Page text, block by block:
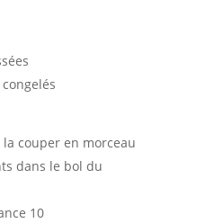
couper en morceau
dans le bol du
10